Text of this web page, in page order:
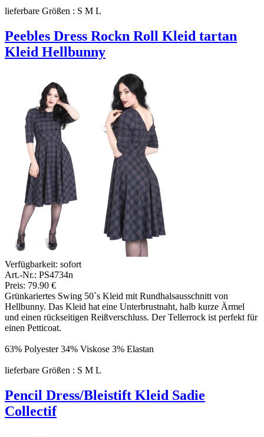
lieferbare Größen : S M L
Peebles Dress Rockn Roll Kleid tartan
Kleid Hellbunny
Verfügbarkeit: sofort
Art.-Nr.: PS4734n
Preis: 79.90 €
Grünkariertes Swing 50`s Kleid mit Rundhalsausschnitt von
Hellbunny. Das Kleid hat eine Unterbrustnaht, halb kurze Ärmel
und einen rückseitigen Reißverschluss. Der Tellerrock ist perfekt für
einen Petticoat.
63% Polyester 34% Viskose 3% Elastan
lieferbare Größen : S M L
Pencil Dress/Bleistift Kleid Sadie
Collectif